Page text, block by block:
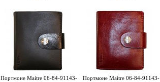
Портмоне Maitre 06-84-91143-
Портмоне Maitre 06-84-91143-